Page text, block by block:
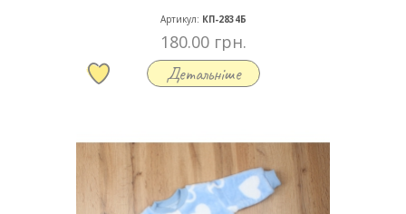
Артикул: КП-2834Б
180.00 грн.
Детальніше